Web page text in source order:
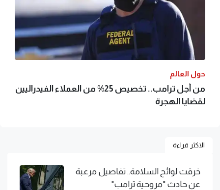
حول العالم
من أجل ترامب.. تخصيص 25% من العملاء الفيدراليين
لقضايا الهجرة
الاكثر قراءة
خرقت لوائح السلامة.. تفاصيل مرعبة
عن حادث "مروحية ترامب"